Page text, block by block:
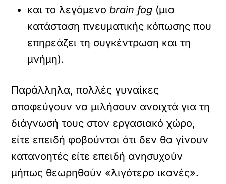
και το λεγόμενοbrain fog (μια
κατάσταση πνευματικής κόπωσης που
επηρεάζει τη συγκέντρωση και τη
μνήμη).
Παράλληλα, πολλές γυναίκες
αποφεύγουν να μιλήσουν ανοιχτά για τη
διάγνωσή τους στον εργασιακό χώρο,
είτε επειδή φοβούνται ότι δεν θα γίνουν
κατανοητές είτε επειδή ανησυχούν
μήπως θεωρηθούν «λιγότερο ικανές».